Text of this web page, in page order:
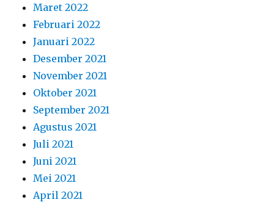
Maret 2022
Februari 2022
Januari 2022
Desember 2021
November 2021
Oktober 2021
September 2021
Agustus 2021
Juli 2021
Juni 2021
Mei 2021
April 2021